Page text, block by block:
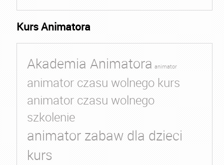
Kurs Animatora
Akademia Animatora animator
animator czasu wolnego kurs
animator czasu wolnego
szkolenie
animator zabaw dla dzieci
kurs